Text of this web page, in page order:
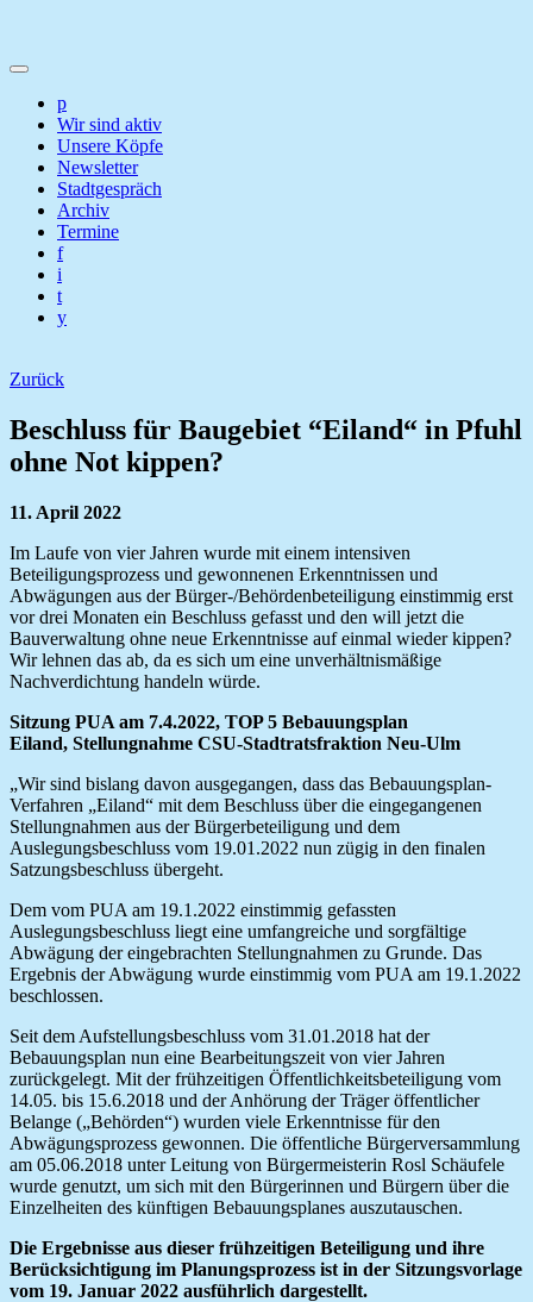
p
Wir sind aktiv
Unsere Köpfe
Newsletter
Stadtgespräch
Archiv
Termine
f
i
t
y
Zurück
Beschluss für Baugebiet “Eiland“ in Pfuhl
ohne Not kippen?
11. April 2022
Im Laufe von vier Jahren wurde mit einem intensiven
Beteiligungsprozess und gewonnenen Erkenntnissen und
Abwägungen aus der Bürger-/Behördenbeteiligung einstimmig erst
vor drei Monaten ein Beschluss gefasst und den will jetzt die
Bauverwaltung ohne neue Erkenntnisse auf einmal wieder kippen?
Wir lehnen das ab, da es sich um eine unverhältnismäßige
Nachverdichtung handeln würde.
Sitzung PUA am 7.4.2022, TOP 5 Bebauungsplan
Eiland, Stellungnahme CSU-Stadtratsfraktion Neu-Ulm
„Wir sind bislang davon ausgegangen, dass das Bebauungsplan-
Verfahren „Eiland“ mit dem Beschluss über die eingegangenen
Stellungnahmen aus der Bürgerbeteiligung und dem
Auslegungsbeschluss vom 19.01.2022 nun zügig in den finalen
Satzungsbeschluss übergeht.
Dem vom PUA am 19.1.2022 einstimmig gefassten
Auslegungsbeschluss liegt eine umfangreiche und sorgfältige
Abwägung der eingebrachten Stellungnahmen zu Grunde. Das
Ergebnis der Abwägung wurde einstimmig vom PUA am 19.1.2022
beschlossen.
Seit dem Aufstellungsbeschluss vom 31.01.2018 hat der
Bebauungsplan nun eine Bearbeitungszeit von vier Jahren
zurückgelegt. Mit der frühzeitigen Öffentlichkeitsbeteiligung vom
14.05. bis 15.6.2018 und der Anhörung der Träger öffentlicher
Belange („Behörden“) wurden viele Erkenntnisse für den
Abwägungsprozess gewonnen. Die öffentliche Bürgerversammlung
am 05.06.2018 unter Leitung von Bürgermeisterin Rosl Schäufele
wurde genutzt, um sich mit den Bürgerinnen und Bürgern über die
Einzelheiten des künftigen Bebauungsplanes auszutauschen.
Die Ergebnisse aus dieser frühzeitigen Beteiligung und ihre
Berücksichtigung im Planungsprozess ist in der Sitzungsvorlage
vom 19. Januar 2022 ausführlich dargestellt.